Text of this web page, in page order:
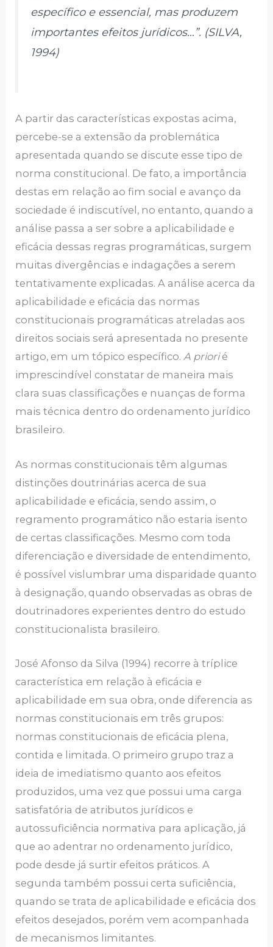
específico e essencial, mas produzem
importantes efeitos jurídicos…”. (SILVA,
1994)
A partir das características expostas acima,
percebe-se a extensão da problemática
apresentada quando se discute esse tipo de
norma constitucional. De fato, a importância
destas em relação ao fim social e avanço da
sociedade é indiscutível, no entanto, quando a
análise passa a ser sobre a aplicabilidade e
eficácia dessas regras programáticas, surgem
muitas divergências e indagações a serem
tentativamente explicadas. A análise acerca da
aplicabilidade e eficácia das normas
constitucionais programáticas atreladas aos
direitos sociais será apresentada no presente
artigo, em um tópico específico.A priorié
imprescindível constatar de maneira mais
clara suas classificações e nuanças de forma
mais técnica dentro do ordenamento jurídico
brasileiro.
As normas constitucionais têm algumas
distinções doutrinárias acerca de sua
aplicabilidade e eficácia, sendo assim, o
regramento programático não estaria isento
de certas classificações. Mesmo com toda
diferenciação e diversidade de entendimento,
é possível vislumbrar uma disparidade quanto
à designação, quando observadas as obras de
doutrinadores experientes dentro do estudo
constitucionalista brasileiro.
José Afonso da Silva (1994) recorre à tríplice
característica em relação à eficácia e
aplicabilidade em sua obra, onde diferencia as
normas constitucionais em três grupos:
normas constitucionais de eficácia plena,
contida e limitada. O primeiro grupo traz a
ideia de imediatismo quanto aos efeitos
produzidos, uma vez que possui uma carga
satisfatória de atributos jurídicos e
autossuficiência normativa para aplicação, já
que ao adentrar no ordenamento jurídico,
pode desde já surtir efeitos práticos. A
segunda também possui certa suficiência,
quando se trata de aplicabilidade e eficácia dos
efeitos desejados, porém vem acompanhada
de mecanismos limitantes.